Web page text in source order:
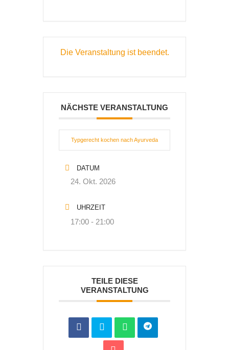
Die Veranstaltung ist beendet.
NÄCHSTE VERANSTALTUNG
Typgerecht kochen nach Ayurveda
DATUM
24. Okt. 2026
UHRZEIT
17:00 - 21:00
TEILE DIESE
VERANSTALTUNG